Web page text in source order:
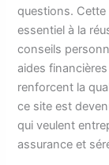
questions.
essentiel à la
conseils
aides
renforcent la
ce site est
qui veulent
assurance et